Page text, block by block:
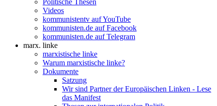
Videos
kommunistentv auf YouTube
kommunisten.de auf Facebook
kommunisten.de auf Telegram
marx. linke
marxistische linke
Warum marxistische linke?
Dokumente
Satzung
Wir sind Partner der Europäischen Linken - Lese
das Manifest